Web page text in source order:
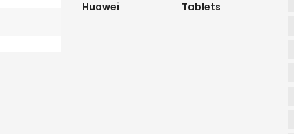
Huawei
Tablets